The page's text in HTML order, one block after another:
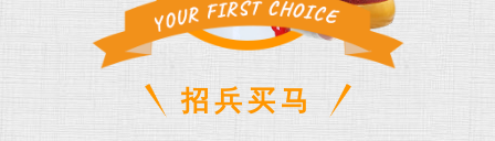
招兵买马